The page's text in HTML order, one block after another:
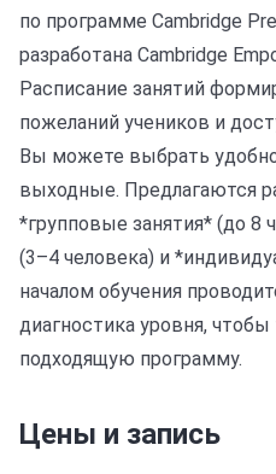
по программе Cambridge
разработана Cambridge
Расписание занятий
пожеланий учеников и
Вы можете выбрать
выходные. Предлагаются
*групповые занятия* (до 8
(3–4 человека) и
началом обучения
диагностика уровня,
подходящую программу.
Цены и запись